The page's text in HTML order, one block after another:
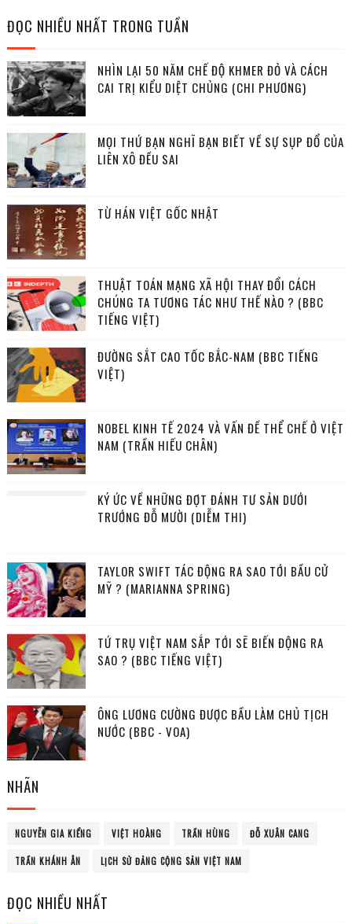
ĐỌC NHIỀU NHẤT TRONG TUẦN
NHÌN LẠI 50 NĂM CHẾ ĐỘ KHMER ĐỎ VÀ CÁCH
CAI TRỊ KIỂU DIỆT CHỦNG (CHI PHƯƠNG)
MỌI THỨ BẠN NGHĨ BẠN BIẾT VỀ SỰ SỤP ĐỔ CỦA
LIÊN XÔ ĐỀU SAI
TỪ HÁN VIỆT GỐC NHẬT
THUẬT TOÁN MẠNG XÃ HỘI THAY ĐỔI CÁCH
CHÚNG TA TƯƠNG TÁC NHƯ THẾ NÀO ? (BBC
TIẾNG VIỆT)
ĐƯỜNG SẮT CAO TỐC BẮC-NAM (BBC TIẾNG
VIỆT)
NOBEL KINH TẾ 2024 VÀ VẤN ĐỀ THỂ CHẾ Ở VIỆT
NAM (TRẦN HIẾU CHÂN)
KÝ ỨC VỀ NHỮNG ĐỢT ĐÁNH TƯ SẢN DƯỚI
TRƯỚNG ĐỖ MƯỜI (DIỄM THI)
TAYLOR SWIFT TÁC ĐỘNG RA SAO TỚI BẦU CỬ
MỸ ? (MARIANNA SPRING)
TỨ TRỤ VIỆT NAM SẮP TỚI SẼ BIẾN ĐỘNG RA
SAO ? (BBC TIẾNG VIỆT)
ÔNG LƯƠNG CƯỜNG ĐƯỢC BẦU LÀM CHỦ TỊCH
NƯỚC (BBC - VOA)
NHÃN
NGUYỄN GIA KIỂNG VIỆT HOÀNG TRẦN HÙNG ĐỖ XUÂN CANG
TRẦN KHÁNH ÂN LỊCH SỬ ĐẢNG CỘNG SẢN VIỆT NAM
ĐỌC NHIỀU NHẤT